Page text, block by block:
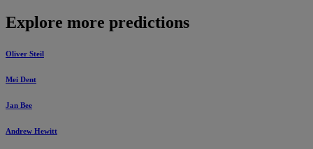
Explore more predictions
Oliver Steil
Mei Dent
Jan Bee
Andrew Hewitt